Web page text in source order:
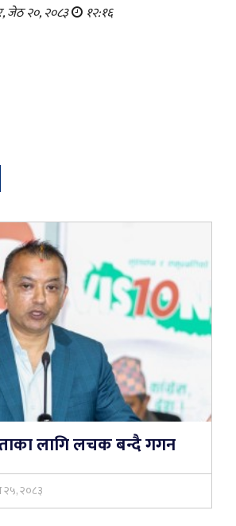
जेठ २०, २०८३ १२:१६
लागि लचक बन्दै गगन
२५, २०८३